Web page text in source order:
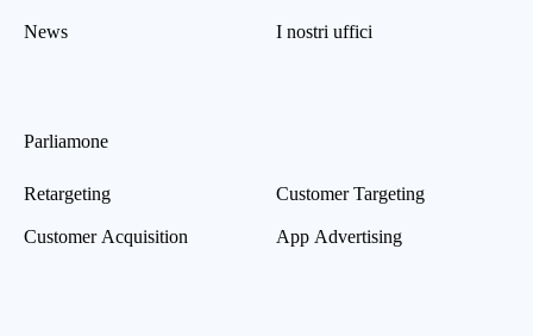
News I nostri uffici
Parliamone
Retargeting
Customer Acquisition
Customer Targeting
App Advertising